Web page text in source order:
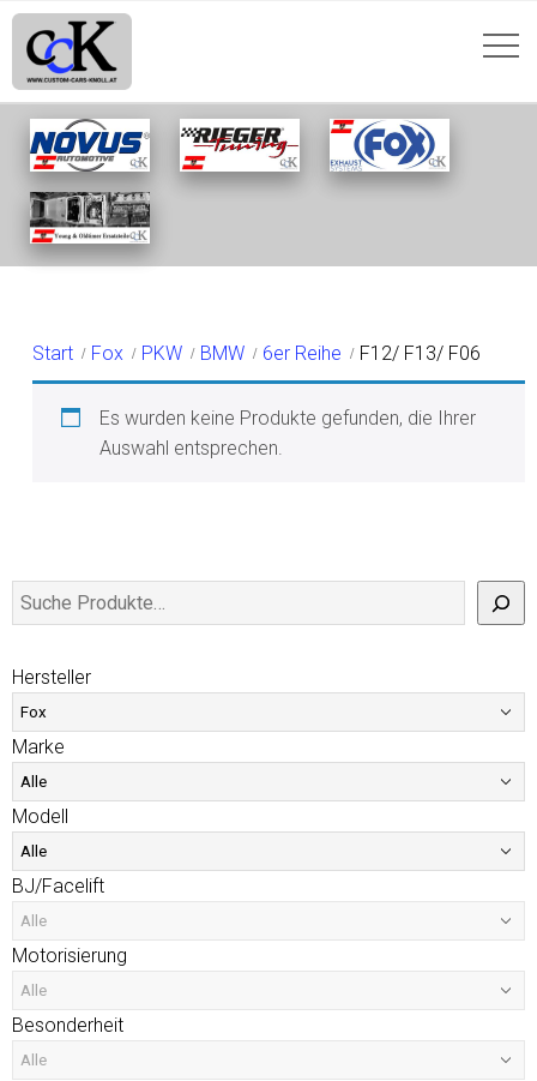
F12/ F13/ F06
Start Fox PKW BMW 6er Reihe F12/ F13/ F06
Es wurden keine Produkte gefunden, die Ihrer
Auswahl entsprechen.
Hersteller
Marke
Modell
BJ/Facelift
Motorisierung
Besonderheit